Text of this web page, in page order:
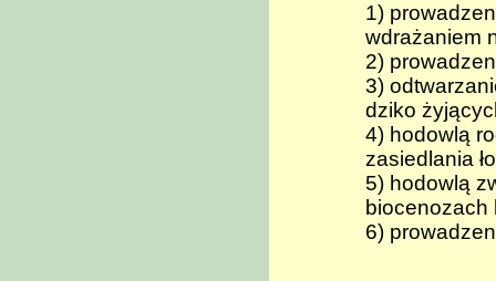
1)
wdrażaniem
2)
3)
dziko
4) hodowlą
zasiedlania
5) hodowlą
biocenozach
6)